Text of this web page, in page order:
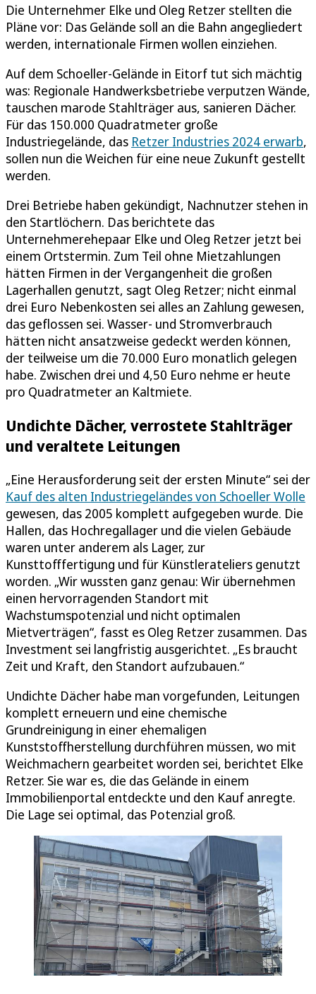
Die Unternehmer Elke und Oleg Retzer stellten die
Pläne vor: Das Gelände soll an die Bahn angegliedert
werden, internationale Firmen wollen einziehen.
Auf dem Schoeller-Gelände in Eitorf tut sich mächtig
was: Regionale Handwerksbetriebe verputzen Wände,
tauschen marode Stahlträger aus, sanieren Dächer.
Für das 150.000 Quadratmeter große
Industriegelände, das Retzer Industries 2024 erwarb,
sollen nun die Weichen für eine neue Zukunft gestellt
werden.
Drei Betriebe haben gekündigt, Nachnutzer stehen in
den Startlöchern. Das berichtete das
Unternehmerehepaar Elke und Oleg Retzer jetzt bei
einem Ortstermin. Zum Teil ohne Mietzahlungen
hätten Firmen in der Vergangenheit die großen
Lagerhallen genutzt, sagt Oleg Retzer; nicht einmal
drei Euro Nebenkosten sei alles an Zahlung gewesen,
das geflossen sei. Wasser- und Stromverbrauch
hätten nicht ansatzweise gedeckt werden können,
der teilweise um die 70.000 Euro monatlich gelegen
habe. Zwischen drei und 4,50 Euro nehme er heute
pro Quadratmeter an Kaltmiete.
Undichte Dächer, verrostete Stahlträger
und veraltete Leitungen
„Eine Herausforderung seit der ersten Minute“ sei der
Kauf des alten Industriegeländes von Schoeller Wolle
gewesen, das 2005 komplett aufgegeben wurde. Die
Hallen, das Hochregallager und die vielen Gebäude
waren unter anderem als Lager, zur
Kunsttofffertigung und für Künstlerateliers genutzt
worden. „Wir wussten ganz genau: Wir übernehmen
einen hervorragenden Standort mit
Wachstumspotenzial und nicht optimalen
Mietverträgen“, fasst es Oleg Retzer zusammen. Das
Investment sei langfristig ausgerichtet. „Es braucht
Zeit und Kraft, den Standort aufzubauen.“
Undichte Dächer habe man vorgefunden, Leitungen
komplett erneuern und eine chemische
Grundreinigung in einer ehemaligen
Kunststoffherstellung durchführen müssen, wo mit
Weichmachern gearbeitet worden sei, berichtet Elke
Retzer. Sie war es, die das Gelände in einem
Immobilienportal entdeckte und den Kauf anregte.
Die Lage sei optimal, das Potenzial groß.